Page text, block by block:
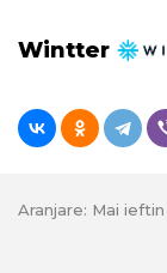
Wintter
Aranjare: